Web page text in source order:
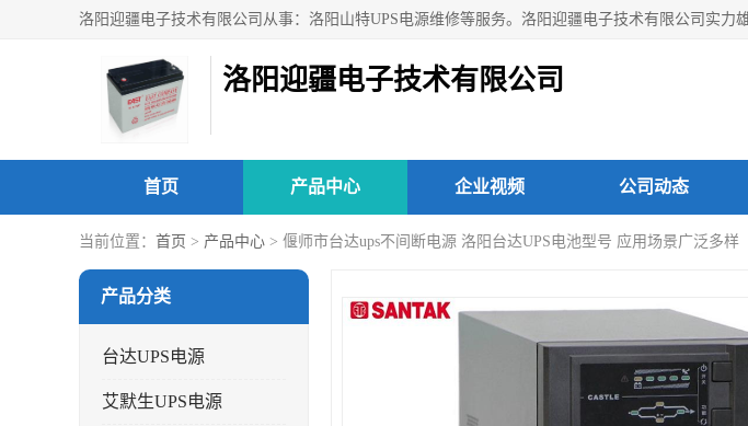
洛阳迎疆电子技术有限公司
首页 产品中心 企业视频 公司动态
当前位置： 首页 > 产品中心 > 偃师市台达ups不间断电源 洛阳台达UPS电池型号 应用场景广泛多样
产品分类
台达UPS电源
艾默生UPS电源